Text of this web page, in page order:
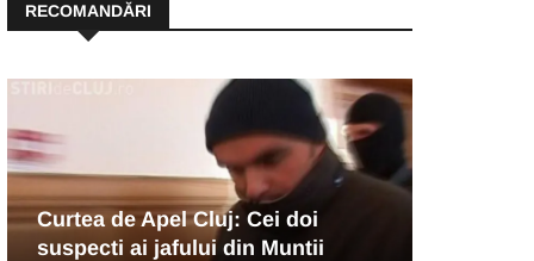
RECOMANDĂRI
Curtea de Apel Cluj: Cei doi
suspecti ai jafului din Muntii